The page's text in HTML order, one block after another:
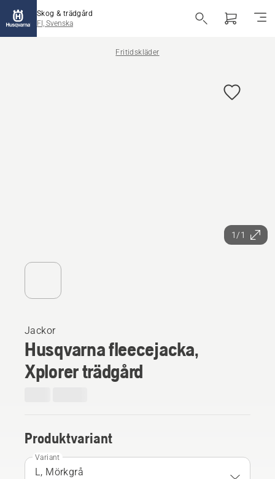
Skog & trädgård
FI, Svenska
Fritidskläder
1/1
Jackor
Husqvarna fleecejacka,
Xplorer trädgård
Produktvariant
Variant
L, Mörkgrå